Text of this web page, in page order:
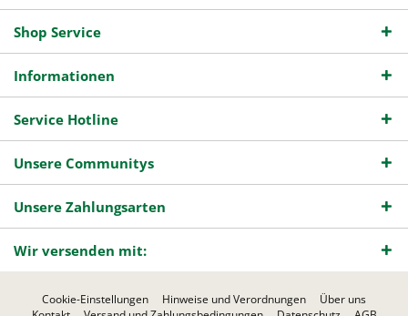
Shop Service
Informationen
Service Hotline
Unsere Communitys
Unsere Zahlungsarten
Wir versenden mit:
Cookie-Einstellungen Hinweise und Verordnungen
Über uns